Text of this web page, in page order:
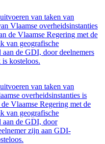
van taken van
Vlaamse overheidsinstanties
de Vlaamse Regering met de
van geografische
aan de GDI, door deelnemers
kosteloos.
van taken van
overheidsinstanties is
Vlaamse Regering met de
van geografische
aan de GDI, door
zijn aan GDI-